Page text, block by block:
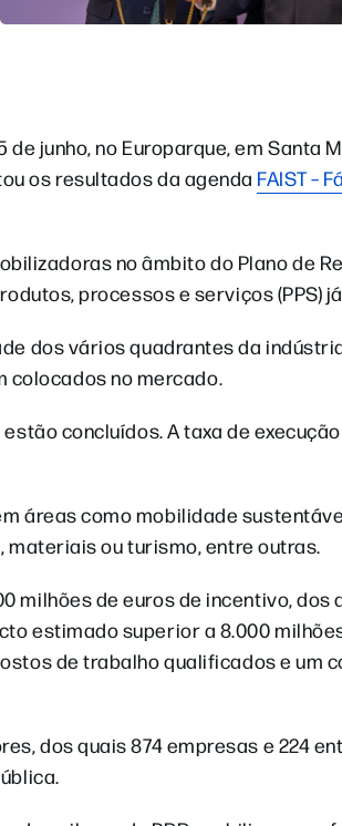
de junho, no Europarque, em Santa
os resultados da agenda FAIST –
no âmbito do Plano de
processos e serviços (PPS)
dos vários quadrantes da
colocados no mercado.
concluídos. A taxa de
áreas como mobilidade
ou turismo, entre outras.
milhões de euros de incentivo, dos
estimado superior a 8.000
de trabalho qualificados e um
dos quais 874 empresas e 224